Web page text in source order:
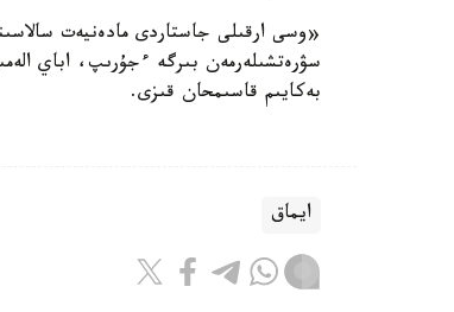
«وسى ارقىلى جاستاردى مادەنيەت
سۋرەتشىلەرمەن بىرگە ءجۇرىپ، اباي
بەكايىم قاسىمحان قىزى.
ايماق